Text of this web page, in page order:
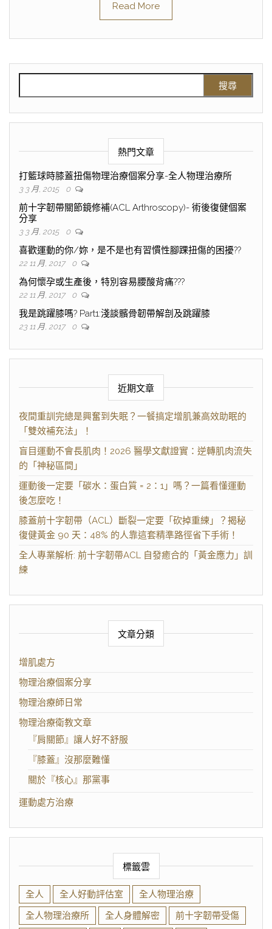
Read More
熱門文章
打籃球時膝蓋扭傷物理治療個案分享-全人物理治療所
3 3 月, 2015 0
前十字韌帶關節鏡修補(ACL Arthroscopy)- 術後復健個案
分享
3 3 月, 2015 0
喜歡運動的你/妳，是不是也有習慣性腳踝扭傷的困擾??
22 11 月, 2017 0
為何懷孕或生產後，特別容易腰酸背痛???
22 11 月, 2017 0
我是跳躍膝嗎? Part1:淺談髕骨韌帶解剖及跳躍膝
23 11 月, 2017 0
近期文章
夜間重訓完總是興奮到失眠？一餐搞定增肌兼高效助眠的
「雙效補充法」！
盲目運動不會長肌肉！2026 醫學文獻證實：逆轉肌肉流失
的「神秘區間」
運動後一定要「碳水：蛋白質 = 2：1」嗎？一篇看懂運動
後怎麼吃！
膝蓋前十字韌帶（ACL）斷裂一定要「砍掉重練」？揭秘
復健黃金 90 天：48% 的人靠這套精準路徑省下手術！
全人專業解析: 前十字韌帶ACL 自發癒合的「黃金應力」訓
練
文章分類
增肌處方
物理治療個案分享
物理治療師日常
物理治療衛教文章
『肩關節』讓人好不舒服
『膝蓋』沒那麼難懂
關於『核心』那黨事
運動處方治療
標籤雲
全人 全人好動評估室
全人物理治療
全人物理治療所
全人身體解密 前十字韌帶受傷